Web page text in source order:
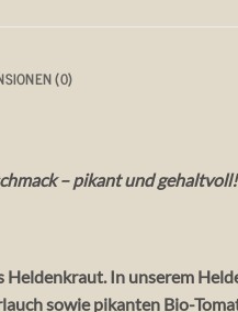
(0)
– pikant und gehaltvoll!
Heldenkraut. In unserem
sowie pikanten Bio-